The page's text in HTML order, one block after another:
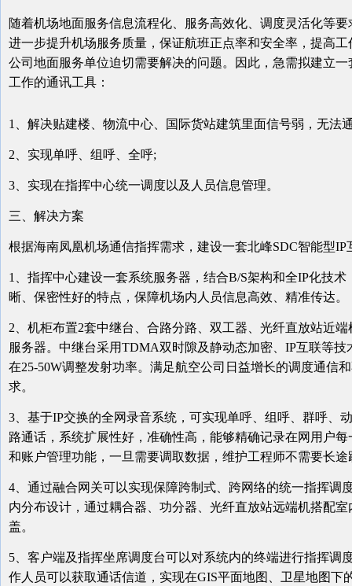
随着机场地面服务信息流程化、服务高效化、调度灵活化等
进一步提升机场服务质量，保证航班正点率和安全率，提高
公司地面服务单位迫切需要解决的问题。因此，急需拟建立
工作的通讯工具：
1、解决贴建楼、物流中心、国际货站建筑里面信号弱，无法
2、实现单呼、组呼、全呼;
3、实现在指挥中心统一调度以及人员信息管理。
三、解决方案
根据海南凤凰机场通信指挥需求，建设一套北峰SDC智能型IP
1、指挥中心建设一套系统服务器，结合B/S架构和全IP化技
晰、保密性好的特点，保障机场内人员信息高效、精准传达。
2、机柜布置2套中继台、合路分路、双工器、光纤直放站近
服务器。中继台采用TDMA双时隙及静动态加密、IP互联等
在25-50W调整发射功率。满足航空公司日益增长的调度通信
求。
3、基于IP交换的全网录音系统，可实现单呼、组呼、群呼、
路通话，系统扩展性好，准确性高，能够精确记录在网用户
和账户管理功能，一旦需要调取数据，维护工程师不需要长
4、通过融合网关可以实现保障跨制式、跨网络的统一指挥调
内分布设计，通过耦合器、功分器、光纤直放站远端机搭配
盖。
5、客户端及指挥坐席调度台可以对系统内的终端进行指挥调
作人员可以获取通话信道，实现在GIS平面地图、卫星地图下